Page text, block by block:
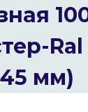
Ral
мм)